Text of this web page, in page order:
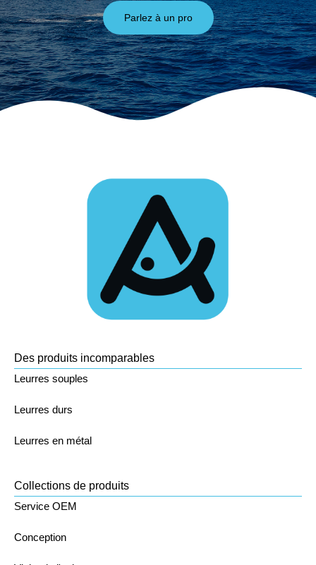
Parlez à un pro
Des produits incomparables
Leurres souples
Leurres durs
Leurres en métal
Collections de produits
Service OEM
Conception